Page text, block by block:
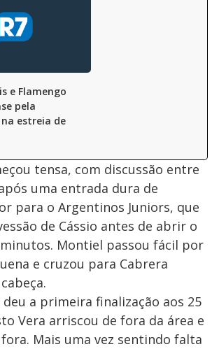
e Flamengo
pela
estreia de
tensa, com discussão entre
uma entrada dura de
para o Argentinos Juniors, que
de Cássio antes de abrir o
Montiel passou fácil por
e cruzou para Cabrera
a primeira finalização aos 25
Vera arriscou de fora da área e
Mais uma vez sentindo falta